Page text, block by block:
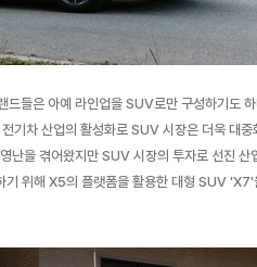
들은 아예 라인업을 SUV로만 구성하기도
기차 산업의 활성화로 SUV 시장은 더욱 대
난을 겪어왔지만 SUV 시장의 투자로 선진 산
위해 X5의 플랫폼을 활용한 대형 SUV 'X7'